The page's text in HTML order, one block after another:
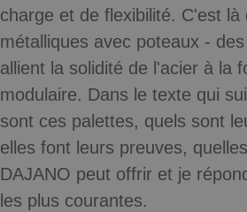
charge et de flexibilité. C'est là
métalliques avec poteaux -
allient la solidité de l'acier à la
modulaire. Dans le texte qui
sont ces palettes, quels sont
elles font leurs preuves,
DAJANO peut offrir et je
les plus courantes.